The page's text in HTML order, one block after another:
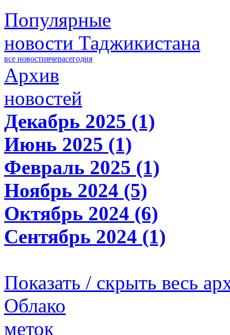
Популярные
новости Таджикистана
все новостивчерасегодня
Архив
новостей
Декабрь 2025 (1)
Июнь 2025 (1)
Февраль 2025 (1)
Ноябрь 2024 (5)
Октябрь 2024 (6)
Сентябрь 2024 (1)
Показать / скрыть весь
Облако
меток